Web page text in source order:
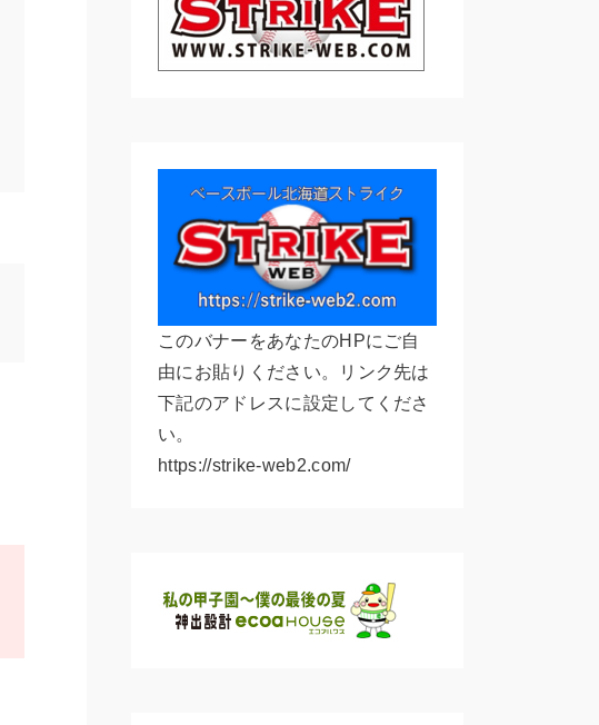
このバナーをあなたのHPにご自
由にお貼りください。リンク先は
下記のアドレスに設定してくださ
い。
https://strike-web2.com/